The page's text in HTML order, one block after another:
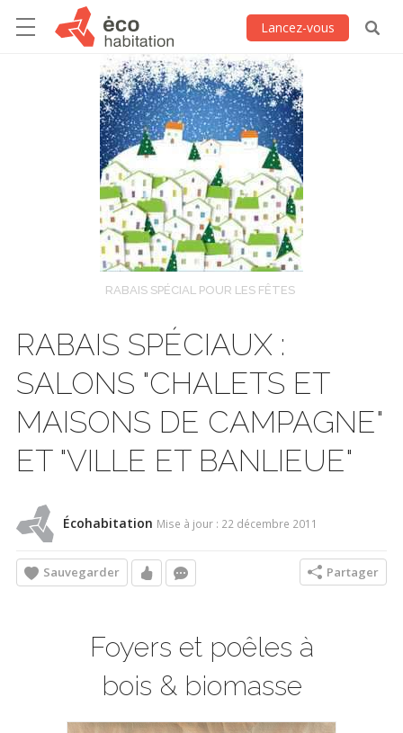
Lancez-vous
RABAIS SPÉCIAL POUR LES FÊTES
RABAIS SPÉCIAUX :
SALONS "CHALETS ET
MAISONS DE CAMPAGNE"
ET "VILLE ET BANLIEUE"
Écohabitation Mise à jour : 22 décembre 2011
Sauvegarder Partager
Foyers et poêles à
bois & biomasse